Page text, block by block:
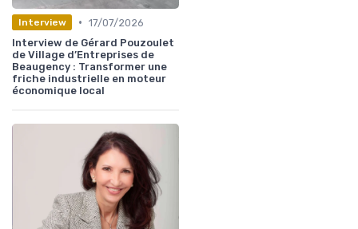
Interview • 17/07/2026
Interview de Gérard Pouzoulet
de Village d’Entreprises de
Beaugency : Transformer une
friche industrielle en moteur
économique local